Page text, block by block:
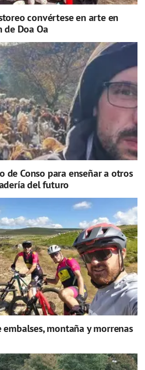
convértese en arte en
de Doa Oa
de Conso para enseñar a otros
del futuro
montaña y morrenas